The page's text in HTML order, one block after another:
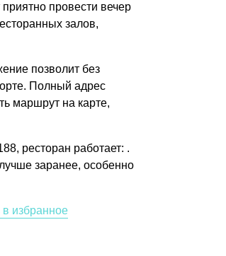
провести вечер
залов,
позволит без
Полный адрес
маршрут на карте,
ресторан работает: .
заранее, особенно